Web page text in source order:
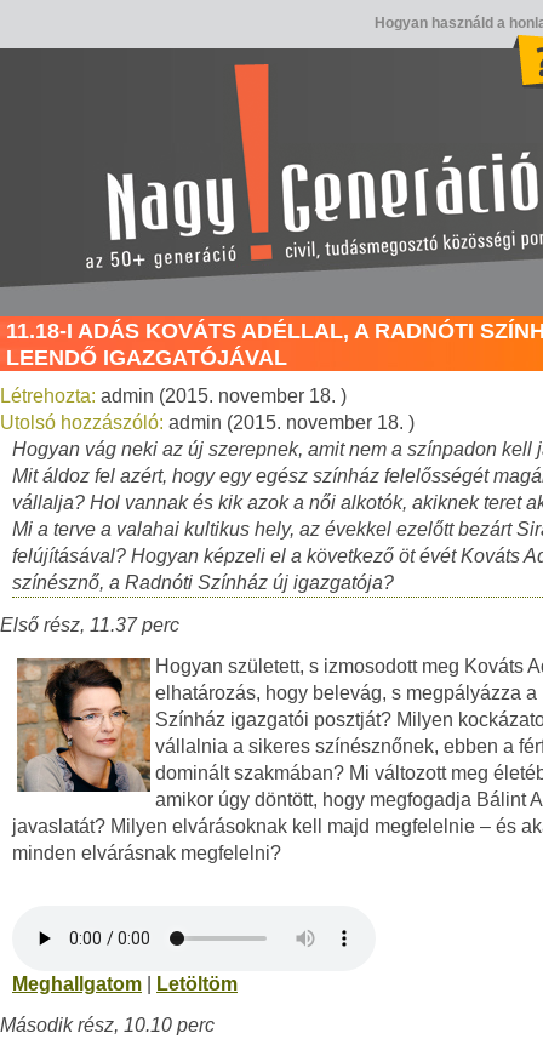
Hogyan használd a
11.18-I ADÁS KOVÁTS ADÉLLAL, A RADNÓTI
LEENDŐ IGAZGATÓJÁVAL
Létrehozta: admin (2015. november 18. )
Utolsó hozzászóló: admin (2015. november 18. )
Hogyan vág neki az új szerepnek, amit nem a színpadon kell
Mit áldoz fel azért, hogy egy egész színház felelősségét
vállalja? Hol vannak és kik azok a női alkotók, akiknek teret
Mi a terve a valahai kultikus hely, az évekkel ezelőtt bezárt
felújításával? Hogyan képzeli el a következő öt évét Kováts
színésznő, a Radnóti Színház új igazgatója?
Első rész, 11.37 perc
Hogyan született, s izmosodott meg Kováts
elhatározás, hogy belevág, s megpályázza a
Színház igazgatói posztját? Milyen
vállalnia a sikeres színésznőnek, ebben a
dominált szakmában? Mi változott meg
amikor úgy döntött, hogy megfogadja Bálint
javaslatát? Milyen elvárásoknak kell majd megfelelnie – és
minden elvárásnak megfelelni?
Meghallgatom
Letöltöm
Második rész, 10.10 perc